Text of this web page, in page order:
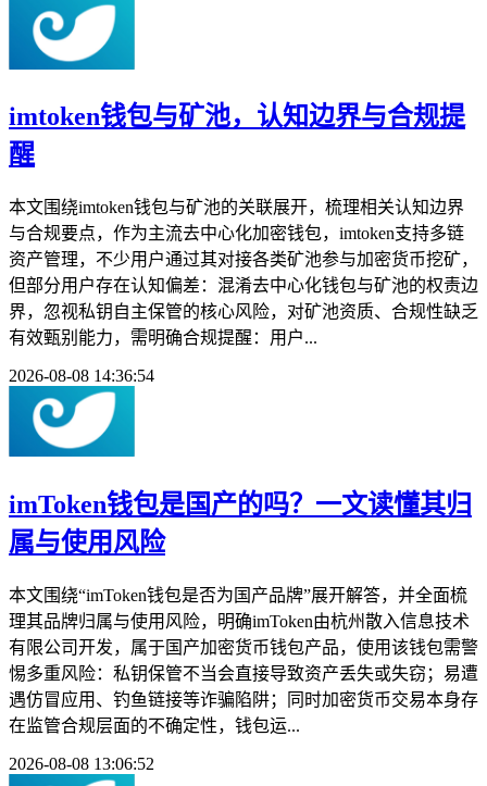
imtoken钱包与矿池，认知边界与合规提
醒
本文围绕imtoken钱包与矿池的关联展开，梳理相关认知边界
与合规要点，作为主流去中心化加密钱包，imtoken支持多链
资产管理，不少用户通过其对接各类矿池参与加密货币挖矿，
但部分用户存在认知偏差：混淆去中心化钱包与矿池的权责边
界，忽视私钥自主保管的核心风险，对矿池资质、合规性缺乏
有效甄别能力，需明确合规提醒：用户...
2026-08-08 14:36:54
imToken钱包是国产的吗？一文读懂其归
属与使用风险
本文围绕“imToken钱包是否为国产品牌”展开解答，并全面梳
理其品牌归属与使用风险，明确imToken由杭州散入信息技术
有限公司开发，属于国产加密货币钱包产品，使用该钱包需警
惕多重风险：私钥保管不当会直接导致资产丢失或失窃；易遭
遇仿冒应用、钓鱼链接等诈骗陷阱；同时加密货币交易本身存
在监管合规层面的不确定性，钱包运...
2026-08-08 13:06:52